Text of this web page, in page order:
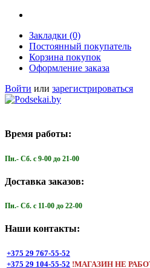
Закладки (0)
Постоянный покупатель
Корзина покупок
Оформление заказа
Войти или зарегистрироваться
Время работы:
Пн.- Cб. с 9-00 до 21-00
Доставка заказов:
Пн.- Cб. с 11-00 до 22-00
Наши контакты:
+375 29 767-55-52
+375 29 104-55-52 !МАГАЗИН НЕ